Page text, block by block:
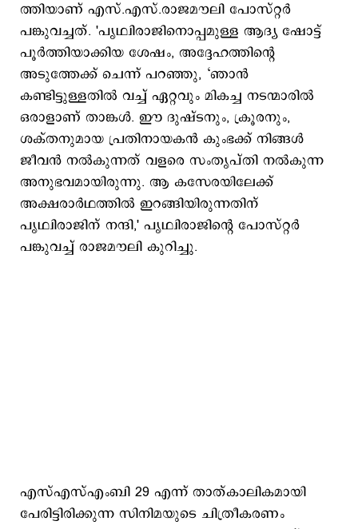
ത്തിയാണ് എസ്.എസ്.രാജമൗലി പോസ്റ്റര്‍
പങ്കുവച്ചത്. 'പൃഥ്വിരാജിനൊപ്പമുള്ള ആദ്യ ഷോട്ട്
പൂർത്തിയാക്കിയ ശേഷം, അദ്ദേഹത്തിന്റെ
അടുത്തേക്ക് ചെന്ന് പറഞ്ഞു, ‘ഞാൻ
കണ്ടിട്ടുള്ളതിൽ വച്ച് ഏറ്റവും മികച്ച നടന്മാരിൽ
ഒരാളാണ് താങ്കൾ. ഈ ദുഷ്ടനും, ക്രൂരനും,
ശക്തനുമായ പ്രതിനായകൻ കുംഭക്ക് നിങ്ങൾ
ജീവൻ നൽകുന്നത് വളരെ സംതൃപ്തി നൽകുന്ന
അനുഭവമായിരുന്നു. ആ കസേരയിലേക്ക്
അക്ഷരാർഥത്തിൽ ഇറങ്ങിയിരുന്നതിന്
പൃഥ്വിരാജിന് നന്ദി,' പൃഥ്വിരാജിന്‍റെ പോസ്റ്റര്‍
പങ്കുവച്ച് രാജമൗലി കുറിച്ചു.
എസ്എസ്എംബി 29 എന്ന് താത്കാലികമായി
പേരിട്ടിരിക്കുന്ന സിനിമയുടെ ചിത്രീകരണം